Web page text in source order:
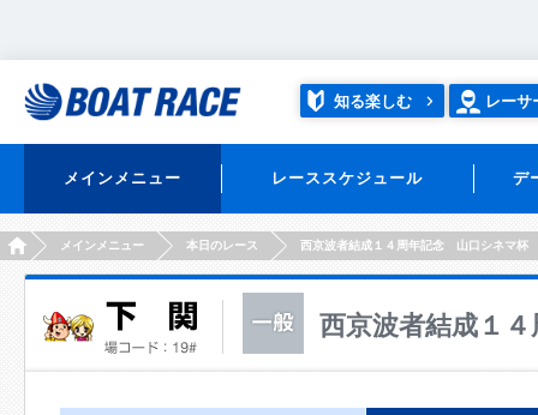
知る楽しむ レーサ
メインメニュー レーススケジュール デ
HOMEメインメニュー 本日のレース 西京波者結成１４周年記念 山口シネマ杯
西京波者結成１